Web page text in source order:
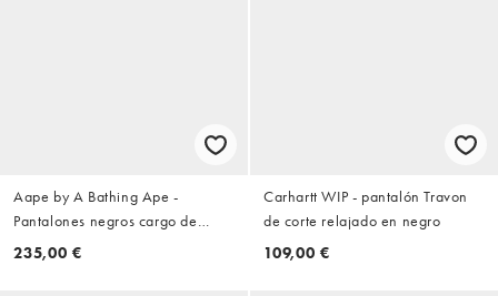
Aape by A Bathing Ape -
Pantalones negros cargo de
corte suelto con estampado de
235,00 €
Carhartt WIP - pantalón Travon
de corte relajado en negro
109,00 €